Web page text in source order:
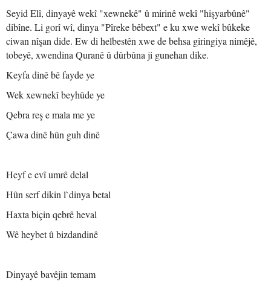
Seyid Elî, dinyayê wekî "xewnekê" û mirinê wekî "hişyarbûnê"
dibîne. Li gorî wî, dinya "Pîreke bêbext" e ku xwe wekî bûkeke
ciwan nîşan dide. Ew di helbestên xwe de behsa giringiya nimêjê,
tobeyê, xwendina Quranê û dûrbûna ji gunehan dike.
Keyfa dinê bê fayde ye
Wek xewnekî beyhûde ye
Qebra reş e mala me ye
Çawa dinê hûn guh dinê
Heyf e evî umrê delal
Hûn serf dikin l`dinya betal
Haxta biçin qebrê heval
Wê heybet û bizdandinê
Dinyayê bavêjin temam